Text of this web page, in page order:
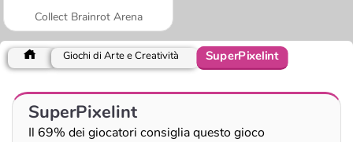
Collect Brainrot Arena
Giochi di Arte e Creatività SuperPixelint
SuperPixelint
Il 69% dei giocatori consiglia questo gioco